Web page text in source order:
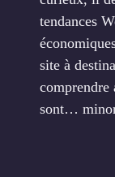
tendances
site à
comprendre
sont…